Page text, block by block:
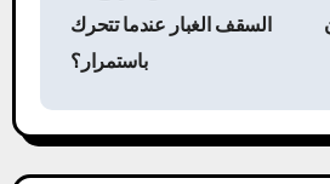
t
n
السقف الغبار عندما تتحرك
باستمرار؟